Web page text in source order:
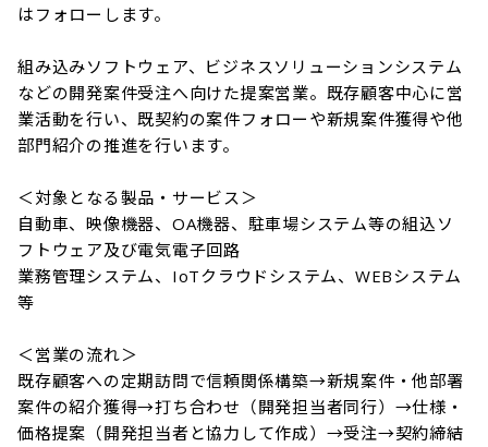
はフォローします。
組み込みソフトウェア、ビジネスソリューションシステム
などの開発案件受注へ向けた提案営業。既存顧客中心に営
業活動を行い、既契約の案件フォローや新規案件獲得や他
部門紹介の推進を行います。
＜対象となる製品・サービス＞
自動車、映像機器、OA機器、駐車場システム等の組込ソ
フトウェア及び電気電子回路
業務管理システム、IoTクラウドシステム、WEBシステム
等
＜営業の流れ＞
既存顧客への定期訪問で信頼関係構築→新規案件・他部署
案件の紹介獲得→打ち合わせ（開発担当者同行）→仕様・
価格提案（開発担当者と協力して作成）→受注→契約締結